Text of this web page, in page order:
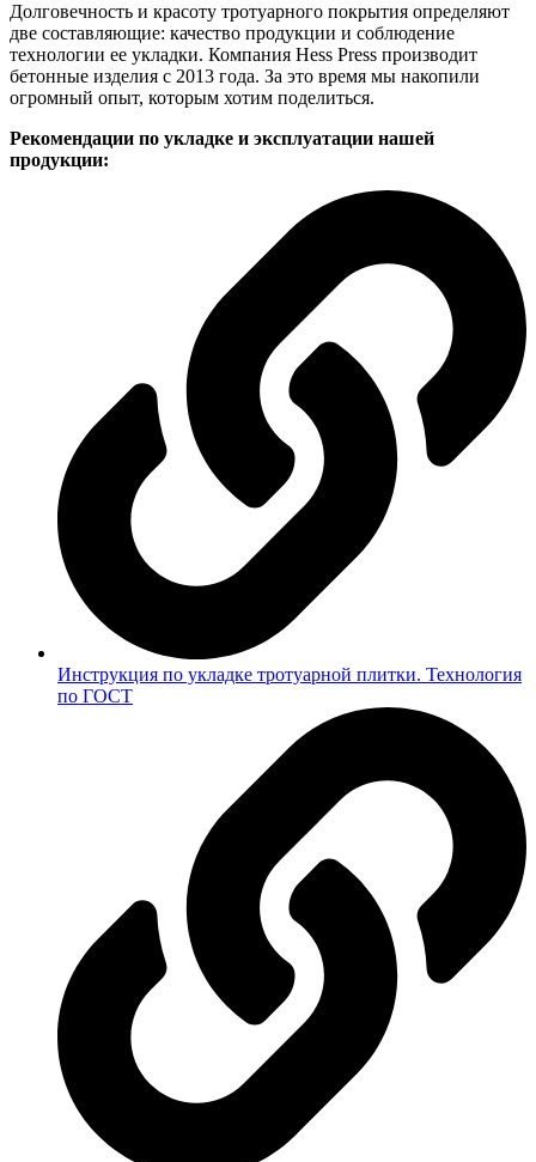
Долговечность и красоту тротуарного покрытия определяют
две составляющие: качество продукции и соблюдение
технологии ее укладки. Компания Hess Press производит
бетонные изделия с 2013 года. За это время мы накопили
огромный опыт, которым хотим поделиться.
Рекомендации по укладке и эксплуатации нашей
продукции:
Инструкция по укладке тротуарной плитки. Технология
по ГОСТ